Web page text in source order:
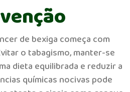
de bexiga começa com
o tabagismo, manter-se
dieta equilibrada e reduzir a
químicas nocivas pode